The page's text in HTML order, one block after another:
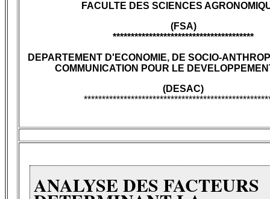
FACULTE DES SCIENCES
(FSA)
***************************************
DEPARTEMENT D'ECONOMIE, DE SOCIO-
COMMUNICATION POUR LE
(DESAC)
ANALYSE DES FACTEURS